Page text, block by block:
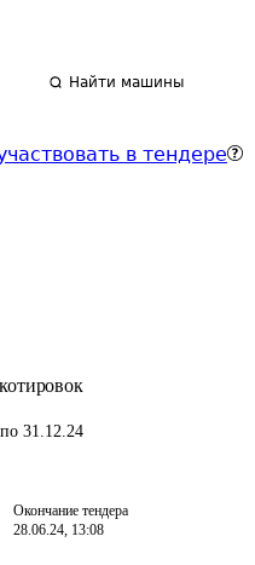
Найти машины
в тендере
31.12.24
Окончание тендера
28.06.24, 13:08